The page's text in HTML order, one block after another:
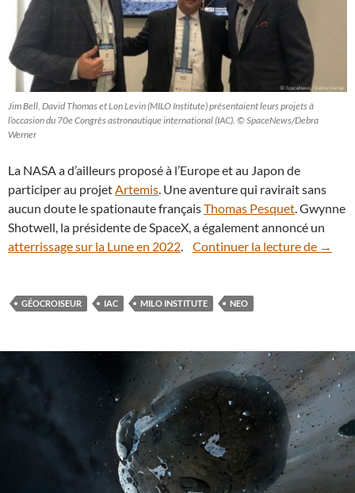
Jim Bell, David Thomas et Lon Levin (MILO Institute) présentaient leurs projets à
l’occasion du 70e Congrès astronautique international (IAC). © SpaceNews/Debra
Werner
La NASA a d’ailleurs proposé à l’Europe et au Japon de
participer au projetArtemis. Une aventure qui ravirait sans
aucun doute le spationaute françaisThomas Pesquet. Gwynne
Shotwell, la présidente de SpaceX, a également annoncé un
atterrissage sur la Lune en 2022. Continuer la lecture de →
GÉOCROISEUR IAC MILO INSTITUTE NEO